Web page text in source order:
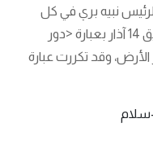
نبيه بري في كل
الصيغ التي قُدمت، في وقت تمسك فريق 14 آذار بعبارة <دور
الأرض، وقد تكررت عبارة